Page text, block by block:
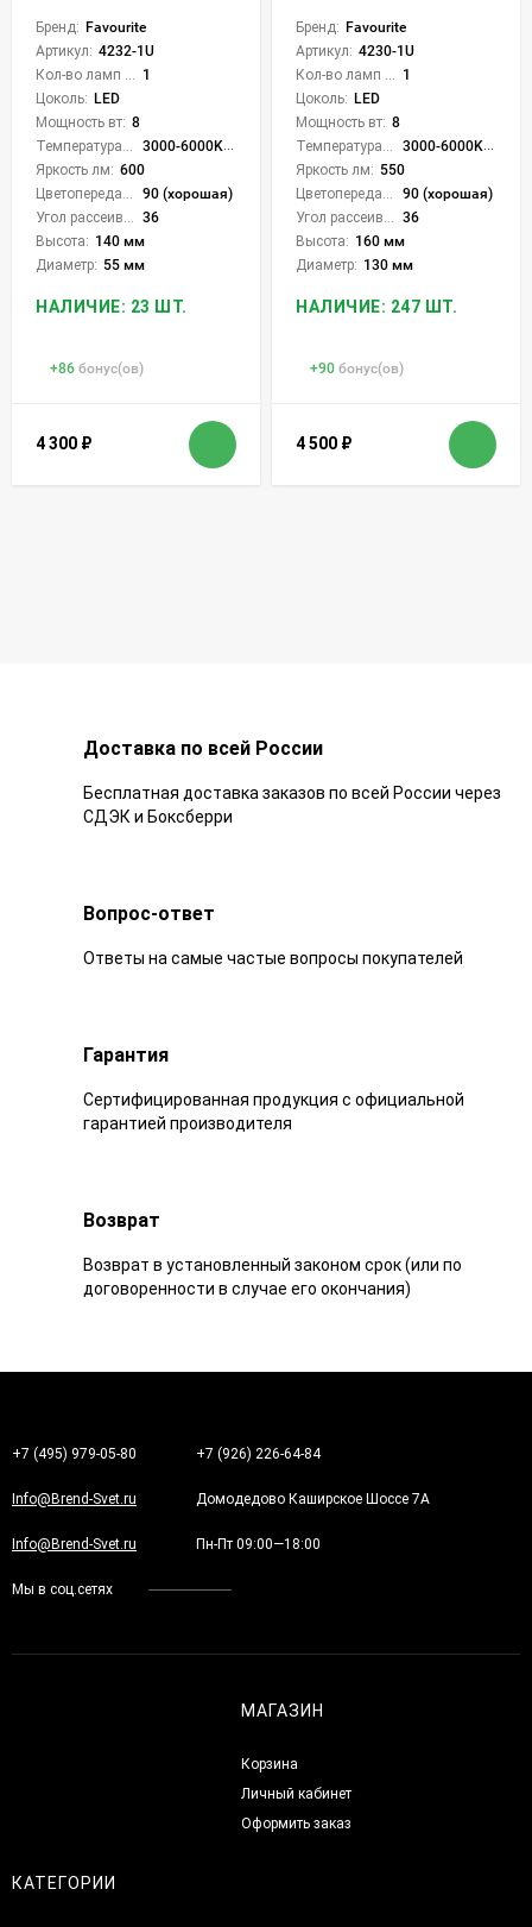
Бренд: Favourite
Артикул: 4232-1U
1
Цоколь: LED
Мощность вт: 8
3000-6000K (плавная рег.)
Яркость лм: 600
90 (хорошая)
36
Высота: 140 мм
Диаметр: 55 мм
НАЛИЧИЕ: 23 ШТ.
+86 бонус(ов)
4 300 ₽
Бренд: Favourite
Артикул: 4230-1U
1
Цоколь: LED
Мощность вт: 8
3000-6000K (плавная рег.)
Яркость лм: 550
90 (хорошая)
36
Высота: 160 мм
Диаметр: 130 мм
НАЛИЧИЕ: 247 ШТ.
+90 бонус(ов)
4 500 ₽
Доставка по всей России
Бесплатная доставка заказов по всей России через
СДЭК и Боксберри
Вопрос-ответ
Ответы на самые частые вопросы покупателей
Гарантия
Сертифицированная продукция с официальной
гарантией производителя
Возврат
Возврат в установленный законом срок (или по
договоренности в случае его окончания)
+7 (495) 979-05-80 +7 (926) 226-64-84
Info@Brend-Svet.ru Домодедово Каширское Шоссе 7А
Info@Brend-Svet.ru Пн-Пт 09:00—18:00
Мы в соц.сетях
МАГАЗИН
Корзина
Личный кабинет
Оформить заказ
КАТЕГОРИИ